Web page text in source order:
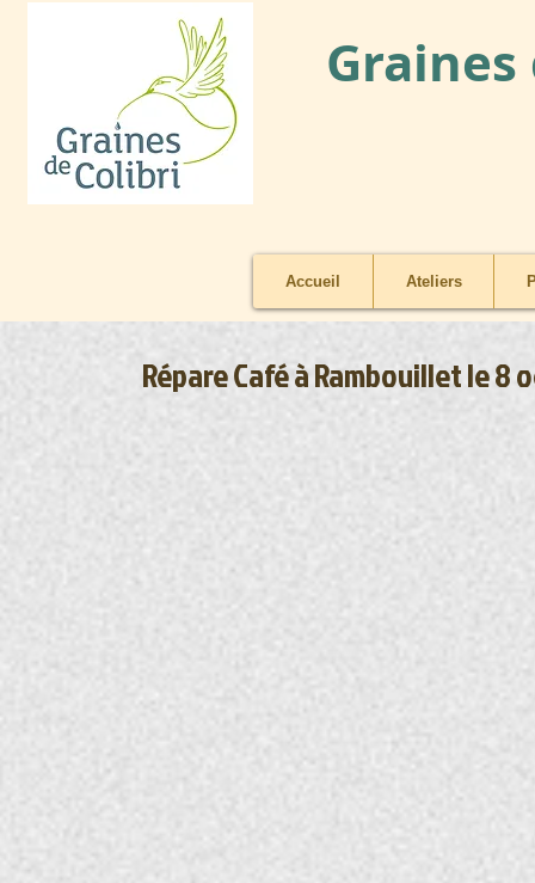
Accueil Ateliers
Répare Café à Rambouillet le 8